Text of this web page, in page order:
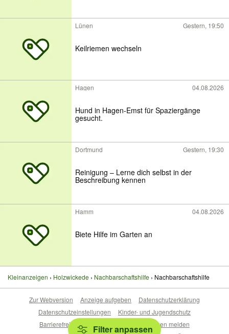
Lünen Gestern, 19:50
Keilriemen wechseln
Hagen 04.08.2026
Hund in Hagen-Emst für Spaziergänge
gesucht.
Dortmund Gestern, 19:30
Reinigung – Lerne dich selbst in der
Beschreibung kennen
Hamm 04.08.2026
Biete Hilfe im Garten an
Kleinanzeigen Holzwickede Nachbarschaftshilfe Nachbarschaftshilfe
Filter anpassen
Zur Webversion Anzeige aufgeben
Datenschutzerklärung
Datenschutzeinstellungen
Kinder- und Jugendschutz
Barrierefreiheitserklärung
Sicherheitslücken melden